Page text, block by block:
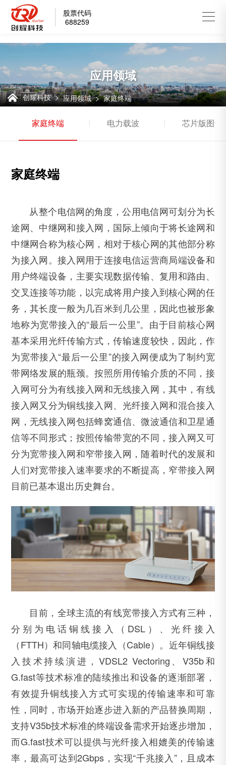
股票代码
688259
应用领域
创耀科技 >应用领域 >家庭终端
家庭终端 电力载波 芯片版图设
家庭终端
从整个电信网的角度，公用电信网可划分为长
途网、中继网和接入网，国际上倾向于将长途网和
中继网合称为核心网，相对于核心网的其他部分称
为接入网。接入网用于连接电信运营商局端设备和
用户终端设备，主要实现数据传输、复用和路由、
交叉连接等功能，以完成将用户接入到核心网的任
务，其长度一般为几百米到几公里，因此也被形象
地称为宽带接入的“最后一公里”。由于目前核心网
基本采用光纤传输方式，传输速度较快，因此，作
为宽带接入“最后一公里”的接入网便成为了制约宽
带网络发展的瓶颈。按照所用传输介质的不同，接
入网可分为有线接入网和无线接入网，其中，有线
接入网又分为铜线接入网、光纤接入网和混合接入
网，无线接入网包括蜂窝通信、微波通信和卫星通
信等不同形式；按照传输带宽的不同，接入网又可
分为宽带接入网和窄带接入网，随着时代的发展和
人们对宽带接入速率要求的不断提高，窄带接入网
目前已基本退出历史舞台。
目前，全球主流的有线宽带接入方式有三种，
分别为电话铜线接入（DSL）、光纤接入
（FTTH）和同轴电缆接入（Cable）。近年铜线接
入技术持续演进，VDSL2 Vectoring、V35b和
G.fast等技术标准的陆续推出和设备的逐渐部署，
有效提升铜线接入方式可实现的传输速率和可靠
性，同时，市场开始逐步进入新的产品替换周期，
支持V35b技术标准的终端设备需求开始逐步增加，
而G.fast技术可以提供与光纤接入相媲美的传输速
率，最高可达到2Gbps，实现“千兆接入”，且成本
项目咨询
姓 名*